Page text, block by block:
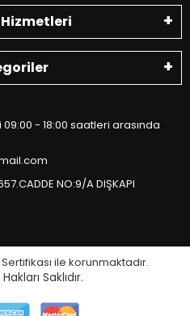
- 18:00 saatleri arasında
NO:9/A DIŞKAPI
ile korunmaktadır.
Saklıdır.